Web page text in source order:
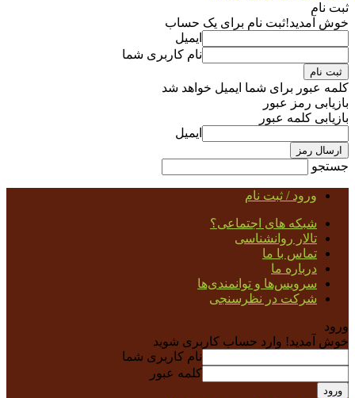
ثبت نام
خوش آمدید!ثبت نام برای یک حساب
ایمیل
نام کاربری شما
کلمه عبور برای شما ایمیل خواهد شد
بازیابی رمز عبور
بازیابی کلمه عبور
ایمیل
جستجو
ورود / ثبت نام
شبکه های اجتماعی؟
تالار روانشناسی
تماس با ما
درباره ما
سرویس‌ها و توانمندی‌ها
شرکت در نظرسنجی
ورود
خوش آمدید! وارد حساب کاربری شوید
نام کاربری شما
کلمه عبور